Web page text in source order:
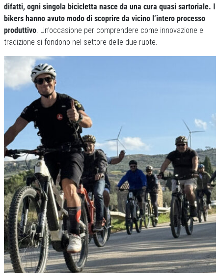
difatti, ogni singola bicicletta nasce da una cura quasi sartoriale. I
bikers hanno avuto modo di scoprire da vicino l’intero processo
produttivo. Un’occasione per comprendere come innovazione e
tradizione si fondono nel settore delle due ruote.